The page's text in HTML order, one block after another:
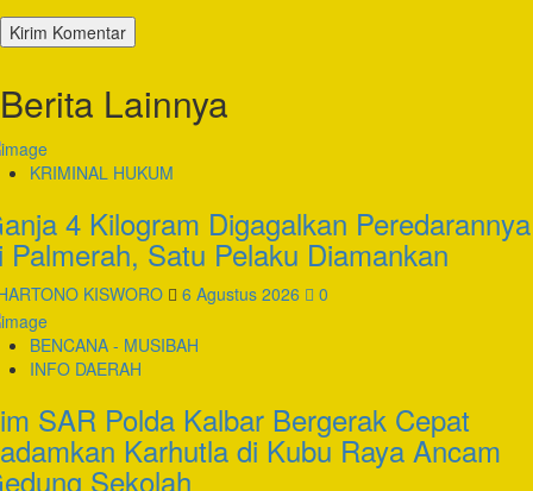
Berita Lainnya
KRIMINAL HUKUM
4 Kilogram Digagalkan Peredarannya
Palmerah, Satu Pelaku Diamankan
KISWORO 6 Agustus 2026 0
BENCANA - MUSIBAH
INFO DAERAH
SAR Polda Kalbar Bergerak Cepat
Karhutla di Kubu Raya Ancam
Sekolah